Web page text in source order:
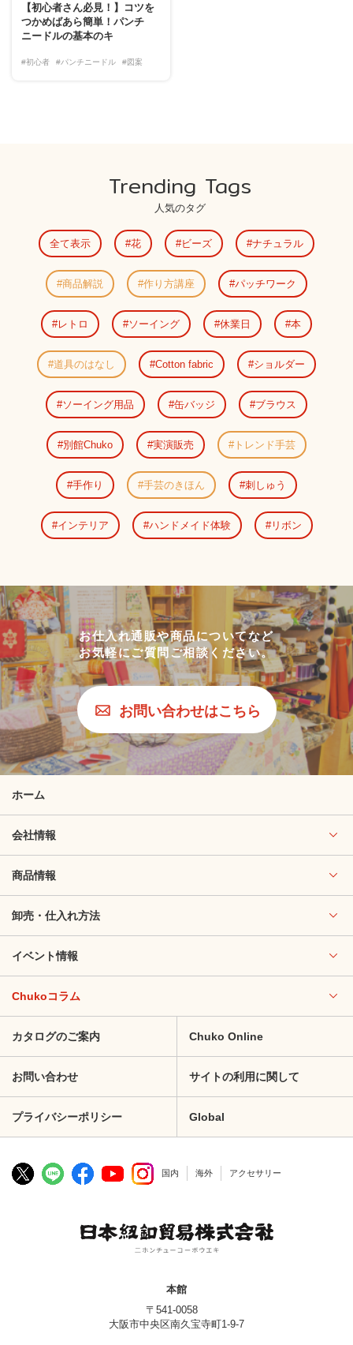
【初心者さん必見！】コツを
つかめばあら簡単！パンチ
ニードルの基本のキ
#初心者 #パンチニードル #図案
Trending Tags
人気のタグ
全て表示 花 ビーズ ナチュラル
商品解説 作り方講座 パッチワーク
レトロ ソーイング 休業日 本
道具のはなし Cotton fabric ショルダー
ソーイング用品 缶バッジ ブラウス
別館Chuko 実演販売 トレンド手芸
手作り 手芸のきほん 刺しゅう
インテリア ハンドメイド体験 リボン
お仕入れ通販や商品についてなど
お気軽にご質問ご相談ください。
お問い合わせはこちら
ホーム
会社情報
商品情報
卸売・仕入れ方法
イベント情報
Chukoコラム
カタログのご案内 Chuko Online
お問い合わせ サイトの利用に関して
プライバシーポリシー Global
国内 海外 アクセサリー
本館
〒541-0058
大阪市中央区南久宝寺町1-9-7